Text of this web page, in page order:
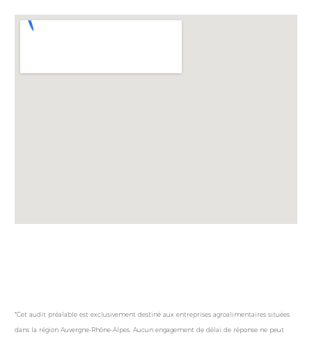
*Cet audit préalable est exclusivement destiné aux entreprises agroalimentaires situées
dans la région Auvergne-Rhône-Alpes. Aucun engagement de délai de réponse ne peut